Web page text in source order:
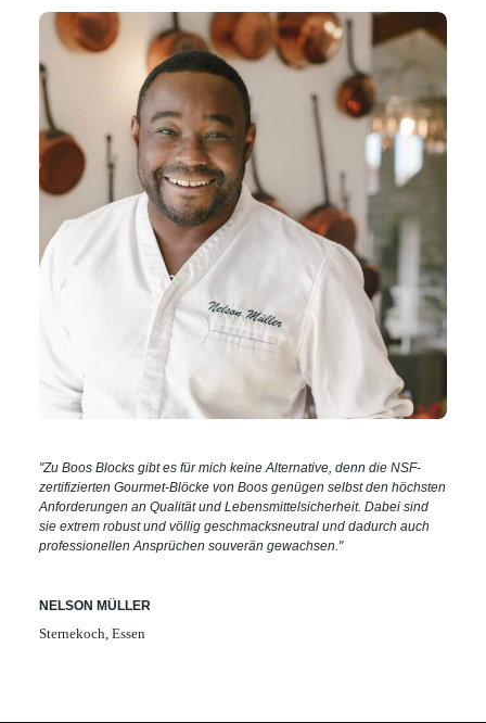
"Zu Boos Blocks gibt es für mich keine Alternative, denn die NSF-
zertifizierten Gourmet-Blöcke von Boos genügen selbst den höchsten
Anforderungen an Qualität und Lebensmittelsicherheit. Dabei sind
sie extrem robust und völlig geschmacksneutral und dadurch auch
professionellen Ansprüchen souverän gewachsen."
NELSON MÜLLER
Sternekoch, Essen